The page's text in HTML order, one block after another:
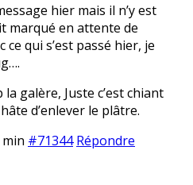
hier mais il n’y est
marqué en attente de
qui s’est passé hier, je
galère, Juste c’est chiant
d’enlever le plâtre.
#71344 Répondre